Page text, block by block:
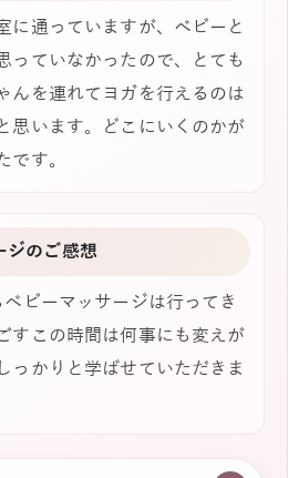
に通っていますが、ベビーと
っていなかったので、とても
んを連れてヨガを行えるのは
思います。どこにいくのかが
です。
ジのご感想
ビーマッサージは行ってき
すこの時間は何事にも変えが
っかりと学ばせていただきま